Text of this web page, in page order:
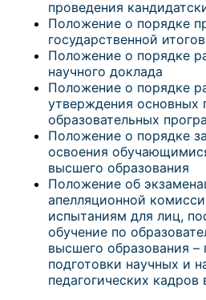
проведения
Положение о порядке
государственной
Положение о порядке
научного доклада
Положение о порядке
утверждения основных
образовательных
Положение о порядке
освоения
высшего образования
Положение об
апелляционной
испытаниям для лиц,
обучение по
высшего образования
подготовки научных и
педагогических кадров